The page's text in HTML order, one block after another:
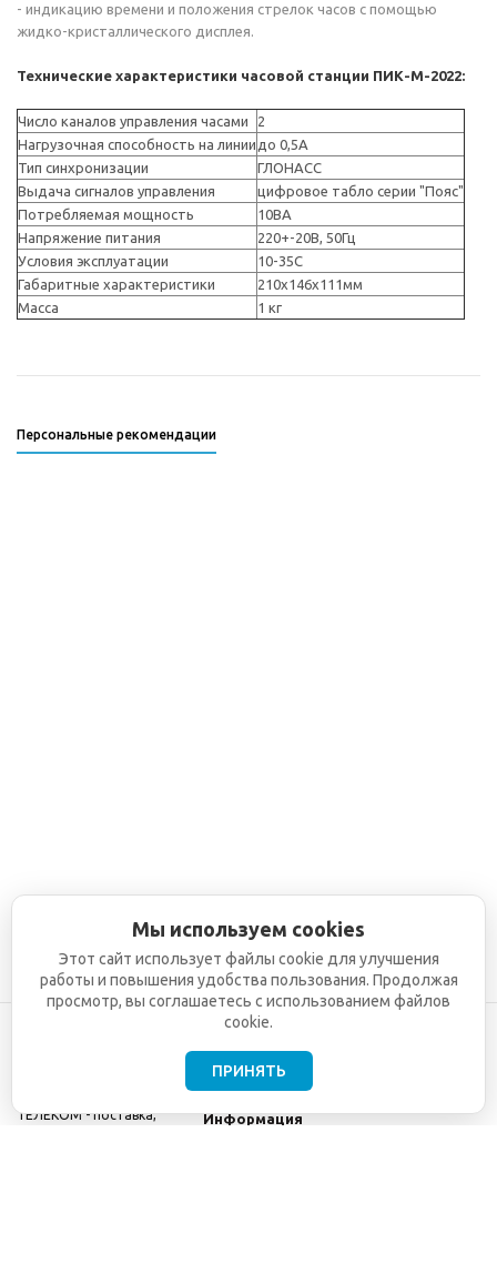
- индикацию времени и положения стрелок часов с помощью
жидко-кристаллического дисплея.
Технические характеристики часовой станции ПИК-М-2022:
Число каналов управления часами
2
Нагрузочная способность на линии до 0,5А
Тип синхронизации
ГЛОНАСС
Выдача сигналов управления
цифровое табло серии "Пояс"
Потребляемая мощность
10ВА
Напряжение питания
220+-20В, 50Гц
Условия эксплуатации
10-35С
Габаритные характеристики
210х146х111мм
Масса
1 кг
Персональные рекомендации
ТЕЛЕКОМ - поставка,
Информация
Мы используем cookies
Этот сайт использует файлы cookie для улучшения
работы и повышения удобства пользования. Продолжая
просмотр, вы соглашаетесь с использованием файлов
cookie.
ПРИНЯТЬ